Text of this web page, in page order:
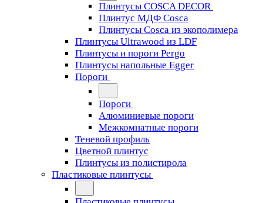
Плинтусы COSCA DECOR
Плинтус МДФ Cosca
Плинтусы Cosca из экополимера
Плинтусы Ultrawood из LDF
Плинтусы и пороги Pergo
Плинтусы напольные Egger
Пороги
Пороги
Алюминиевые пороги
Межкомнатные пороги
Теневой профиль
Цветной плинтус
Плинтусы из полистирола
Пластиковые плинтусы